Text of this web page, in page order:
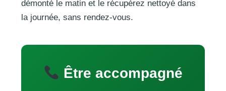
démonté le matin et le récupérez nettoyé dans
la journée, sans rendez-vous.
Être accompagné